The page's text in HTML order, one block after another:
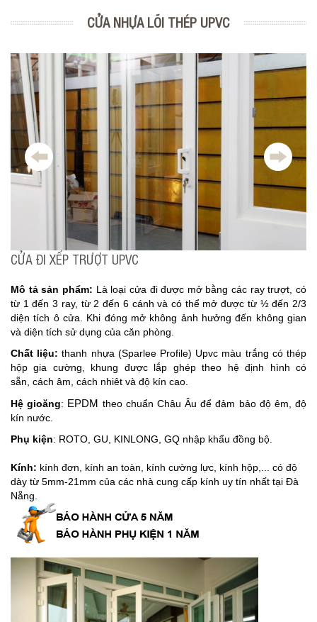
CỬA NHỰA LÕI THÉP UPVC
CỬA ĐI XẾP TRƯỢT UPVC
Mô tả sản phẩm: Là loại cửa đi được mở bằng các ray trượt, có
từ 1 đến 3 ray, từ 2 đến 6 cánh và có thể mở được từ ½ đến 2/3
diện tích ô cửa. Khi đóng mở không ảnh hưởng đến không gian
và diện tích sử dụng của căn phòng.
Chất liệu:thanh nhựa (Sparlee Profile) Upvc màu trắng có thép
hộp gia cường, khung được lắp ghép theo hệ định hình có
sẵn, cách âm, cách nhiêt và độ kín cao.
Hệ gioăng: EPDM theo chuẩn Châu Âu để đảm bảo độ êm, độ
kín nước.
Phụ kiện: ROTO, GU, KINLONG, GQ nhập khẩu đồng bộ.
Kính: kính đơn, kính an toàn, kính cường lực, kính hộp,... có độ
dày từ 5mm-21mm của các nhà cung cấp kính uy tín nhất tại Đà
Nẵng.